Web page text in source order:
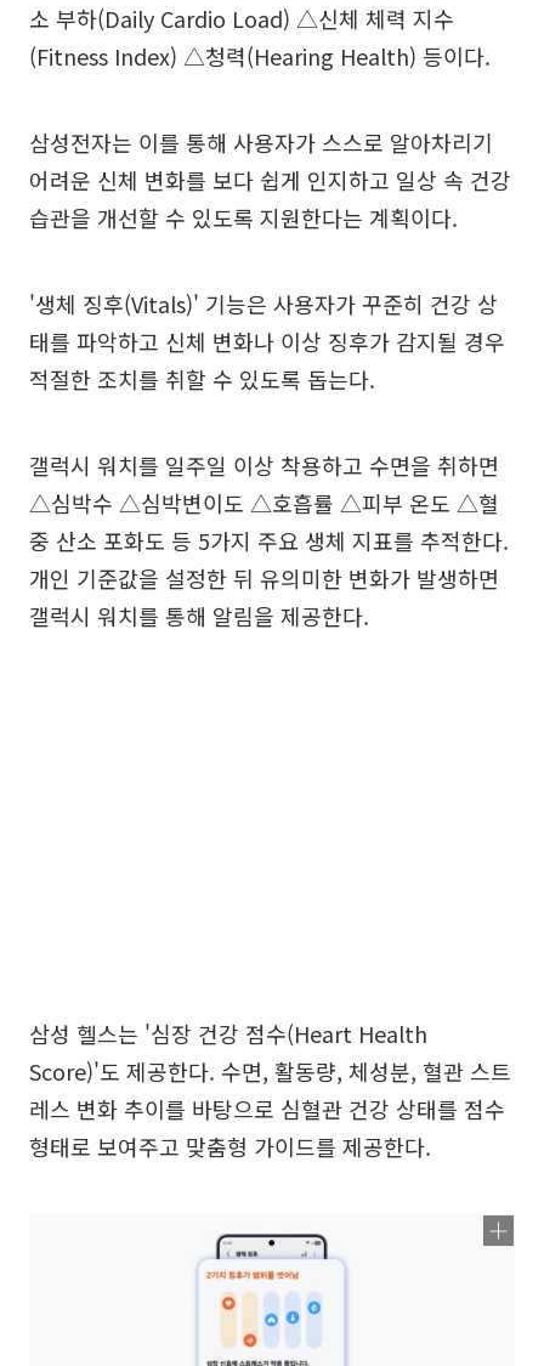
소 부하(Daily Cardio Load) △신체 체력 지수
(Fitness Index) △청력(Hearing Health) 등이다.
삼성전자는 이를 통해 사용자가 스스로 알아차리기
어려운 신체 변화를 보다 쉽게 인지하고 일상 속 건강
습관을 개선할 수 있도록 지원한다는 계획이다.
'생체 징후(Vitals)' 기능은 사용자가 꾸준히 건강 상
태를 파악하고 신체 변화나 이상 징후가 감지될 경우
적절한 조치를 취할 수 있도록 돕는다.
갤럭시 워치를 일주일 이상 착용하고 수면을 취하면
△심박수 △심박변이도 △호흡률 △피부 온도 △혈
중 산소 포화도 등 5가지 주요 생체 지표를 추적한다.
개인 기준값을 설정한 뒤 유의미한 변화가 발생하면
갤럭시 워치를 통해 알림을 제공한다.
삼성 헬스는 '심장 건강 점수(Heart Health
Score)'도 제공한다. 수면, 활동량, 체성분, 혈관 스트
레스 변화 추이를 바탕으로 심혈관 건강 상태를 점수
형태로 보여주고 맞춤형 가이드를 제공한다.